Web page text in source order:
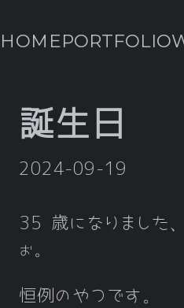
HOMEPORTFOLIO
誕生日
2024-09-19
35 歳になりました
ぉ。
恒例のやつです。